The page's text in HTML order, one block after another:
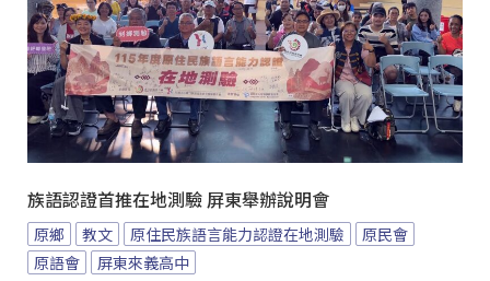
族語認證首推在地測驗 屏東舉辦說明會
原鄉 教文 原住民族語言能力認證在地測驗
原民會
原語會
屏東來義高中